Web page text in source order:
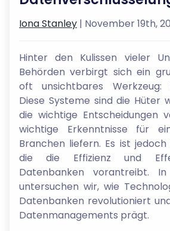
Iona Stanley | November 19th,
Hinter den Kulissen vieler
Behörden verbirgt sich ein
oft unsichtbares Werkzeug:
Diese Systeme sind die Hüter
die wichtige Entscheidungen
wichtige Erkenntnisse für
Branchen liefern. Es ist jedoch
die die Effizienz und
Datenbanken vorantreibt.
untersuchen wir, wie
Datenbanken revolutioniert
Datenmanagements prägt.